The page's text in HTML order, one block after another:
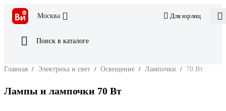
Москва Для юрлиц
Поиск в каталоге
Главная / Электрика и свет / Освещение / Лампочки / 70 Вт
Лампы и лампочки 70 Вт